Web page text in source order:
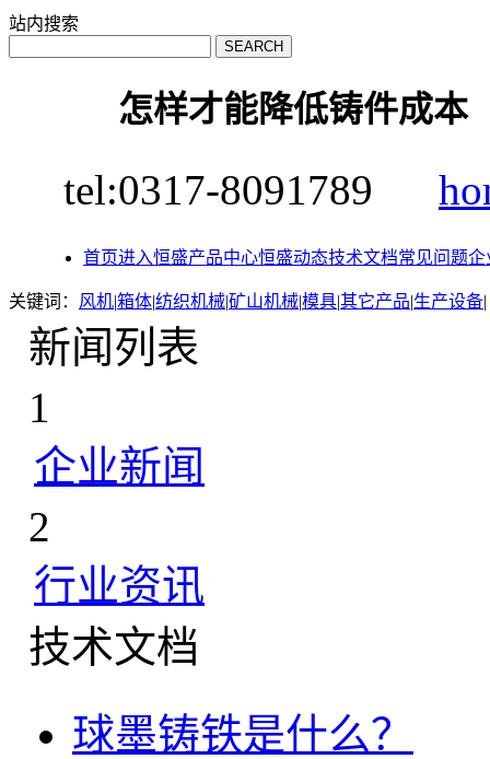
站内搜索
怎样才能降低铸件成本
tel:0317-8091789
首页进入恒盛产品中心恒盛动态技术文档常见问题企
关键词： 风机|箱体|纺织机械|矿山机械|模具|其它产品|生产设备|
新闻列表
1
企业新闻
2
行业资讯
技术文档
球墨铸铁是什么？